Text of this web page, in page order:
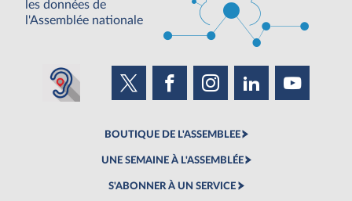
les données de
l'Assemblée nationale
BOUTIQUE DE L'ASSEMBLEE
UNE SEMAINE À L'ASSEMBLÉE
S'ABONNER À UN SERVICE